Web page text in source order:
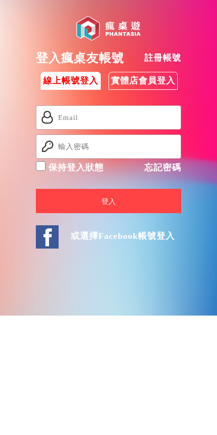
登入瘋桌友帳號 註冊帳號
線上帳號登入 實體店會員登入
保持登入狀態 忘記密碼
登入
或選擇Facebook帳號登入